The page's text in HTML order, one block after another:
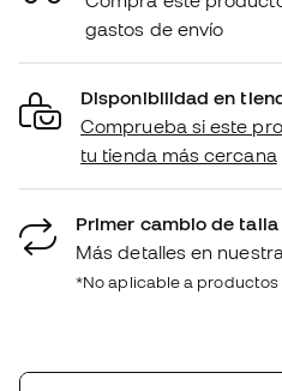
gastos de envío
Disponibilidad en
Comprueba si este
tu tienda más cercana
Primer cambio de
Más detalles en nuestra
*No aplicable a productos